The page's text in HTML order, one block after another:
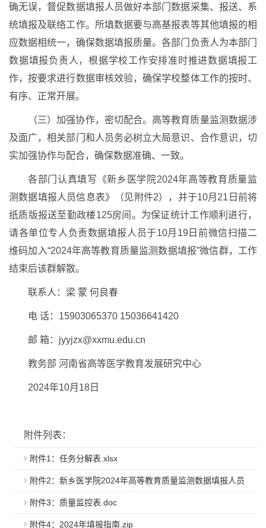
确无误，督促数据填报人员做好本部门数据采集、报送、系
统填报及联络工作。所填数据要与高基报表等其他填报的相
应数据相统一，确保数据填报质量。各部门负责人为本部门
数据填报负责人，根据学校工作安排准时推进数据填报工
作，按要求进行数据审核效验，确保学校整体工作的按时、
有序、正常开展。
（三）加强协作，密切配合。高等教育质量监测数据涉
及面广，相关部门和人员务必树立大局意识、合作意识，切
实加强协作与配合，确保数据准确、一致。
各部门认真填写《新乡医学院2024年高等教育质量监
测数据填报人员信息表》（见附件2），并于10月21日前将
纸质版报送至勤政楼125房间。为保证统计工作顺利进行，
请各单位专人负责数据填报人员于10月19日前微信扫描二
维码加入“2024年高等教育质量监测数据填报”微信群，工作
结束后该群解散。
联系人：梁 蒙 何良春
电 话：15903065370 15036641420
邮 箱：jyyjzx@xxmu.edu.cn
教务部 河南省高等医学教育发展研究中心
2024年10月18日
附件列表：
附件1：任务分解表.xlsx
附件2：新乡医学院2024年高等教育质量监测数据填报人员
信息表.docx
附件3：质量监控表.doc
附件4：2024年填报指南.zip